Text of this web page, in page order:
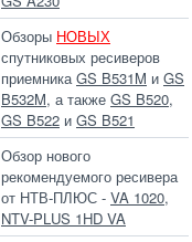
Обзоры НОВЫХ
спутниковых ресиверов
приемникаGS B531M и GS
B532M, а также GS B520,
GS B522 и GS B521
Обзор нового
рекомендуемого ресивера
от НТВ-ПЛЮС - VA 1020,
NTV-PLUS 1HD VA